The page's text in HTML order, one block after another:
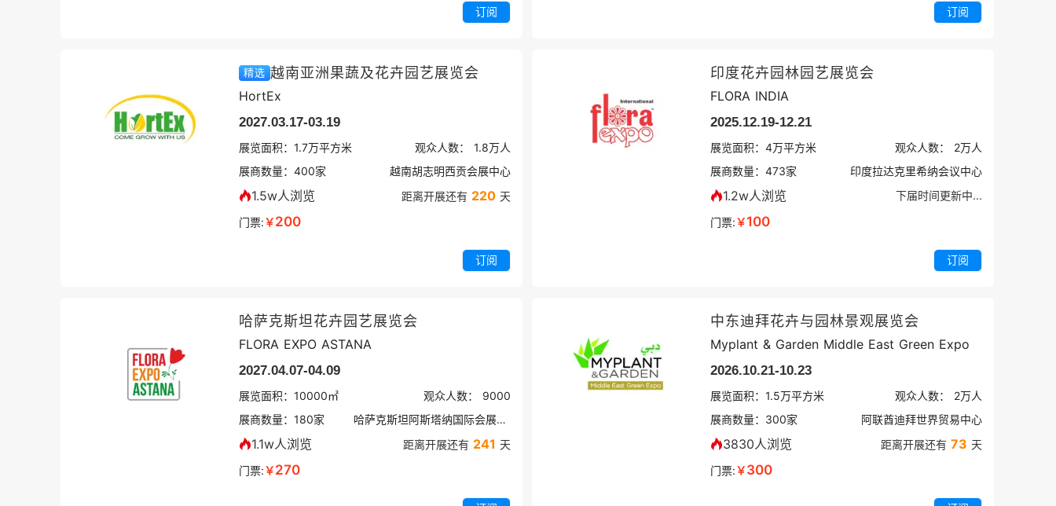
订阅 订阅
精选 越南亚洲果蔬及花卉园艺展览会
HortEx
2027.03.17-03.19
展览面积： 1.7万平方米 观众人数： 1.8万人
展商数量： 400家 越南胡志明西贡会展中心
1.5w人浏览 距离开展还有 220 天
门票:￥200
订阅
印度花卉园林园艺展览会
FLORA INDIA
2025.12.19-12.21
展览面积： 4万平方米 观众人数： 2万人
展商数量： 473家 印度拉达克里希纳会议中心
1.2w人浏览
下届时间更新中...
门票:￥100
订阅
哈萨克斯坦花卉园艺展览会
FLORA EXPO ASTANA
2027.04.07-04.09
展览面积： 10000㎡ 观众人数： 9000
展商数量： 180家 哈萨克斯坦阿斯塔纳国际会展中心
1.1w人浏览 距离开展还有 241 天
门票:￥270
中东迪拜花卉与园林景观展览会
Myplant & Garden Middle East Green Expo
2026.10.21-10.23
展览面积： 1.5万平方米 观众人数： 2万人
展商数量： 300家 阿联酋迪拜世界贸易中心
3830人浏览 距离开展还有 73 天
门票:￥300